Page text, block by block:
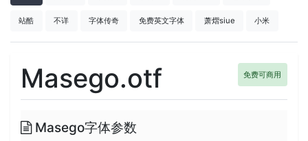
站酷 不详 字体传奇 免费英文字体 萧熠siue 小米
Masego.otf 免费可商用
Masego字体参数